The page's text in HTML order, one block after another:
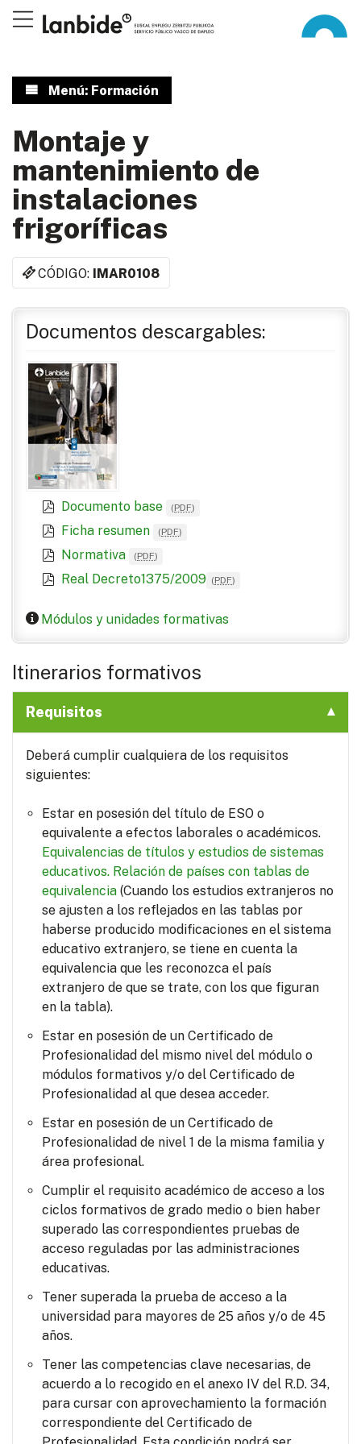
Menú: Formación
Montaje y
mantenimiento de
instalaciones
frigoríficas
CÓDIGO: IMAR0108
Documentos descargables:
Documento base (PDF)
Ficha resumen (PDF)
Normativa (PDF)
Real Decreto1375/2009 (PDF)
Módulos y unidades formativas
Itinerarios formativos
Requisitos
Deberá cumplir cualquiera de los requisitos
siguientes:
Estar en posesión del título de ESO o
equivalente a efectos laborales o académicos.
Equivalencias de títulos y estudios de sistemas
educativos. Relación de países con tablas de
equivalencia (Cuando los estudios extranjeros no
se ajusten a los reflejados en las tablas por
haberse producido modificaciones en el sistema
educativo extranjero, se tiene en cuenta la
equivalencia que les reconozca el país
extranjero de que se trate, con los que figuran
en la tabla).
Estar en posesión de un Certificado de
Profesionalidad del mismo nivel del módulo o
módulos formativos y/o del Certificado de
Profesionalidad al que desea acceder.
Estar en posesión de un Certificado de
Profesionalidad de nivel 1 de la misma familia y
área profesional.
Cumplir el requisito académico de acceso a los
ciclos formativos de grado medio o bien haber
superado las correspondientes pruebas de
acceso reguladas por las administraciones
educativas.
Tener superada la prueba de acceso a la
universidad para mayores de 25 años y/o de 45
años.
Tener las competencias clave necesarias, de
acuerdo a lo recogido en el anexo IV del R.D. 34,
para cursar con aprovechamiento la formación
correspondiente del Certificado de